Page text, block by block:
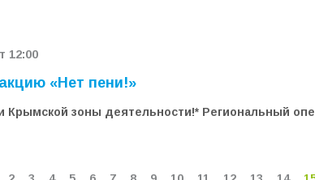
12:00
«Нет пени!»
Крымской зоны деятельности!* Региональный